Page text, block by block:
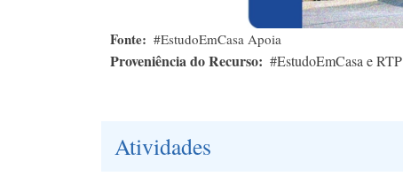
Fonte #EstudoEmCasa Apoia
Proveniência do Recurso #EstudoEmCasa e RTP
Atividades